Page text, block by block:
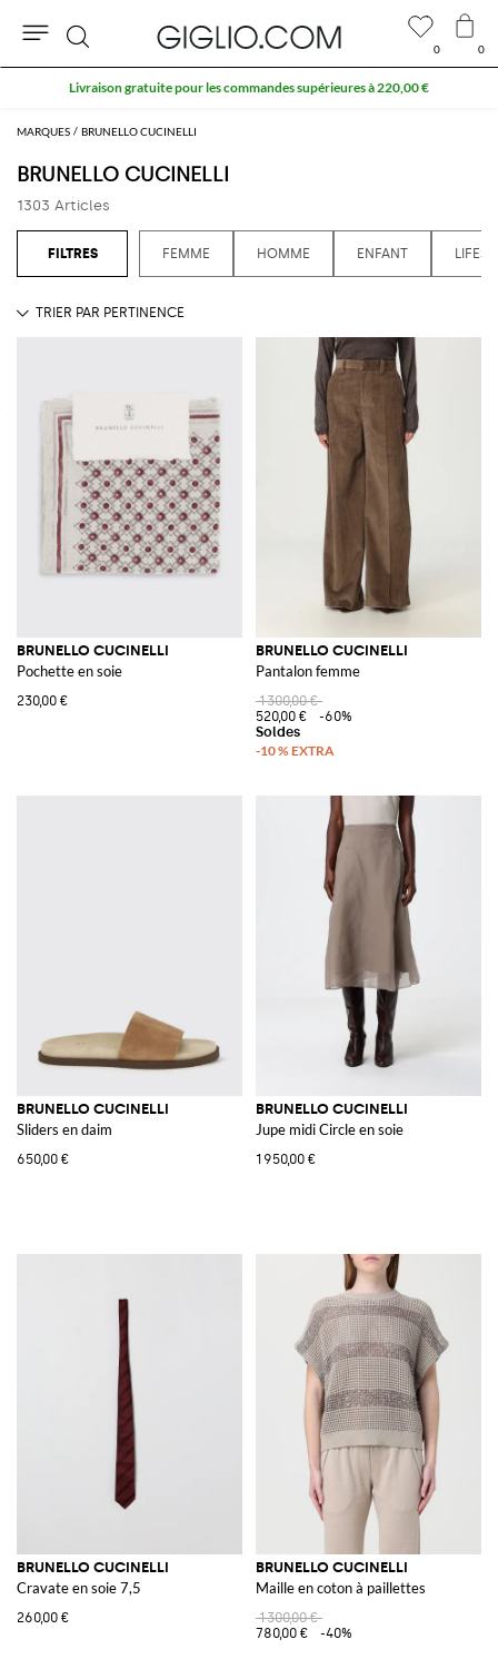
MARQUES BRUNELLO CUCINELLI
BRUNELLO CUCINELLI
1303 Articles
FEMME HOMME ENFANT
BRUNELLO CUCINELLI
Pochette en soie
230,00 €
BRUNELLO CUCINELLI
Pantalon femme
1 300,00 €
520,00 €
-60%
BRUNELLO CUCINELLI
Sliders en daim
650,00 €
BRUNELLO CUCINELLI
Jupe midi Circle en soie
1 950,00 €
BRUNELLO CUCINELLI
Cravate en soie 7,5
260,00 €
BRUNELLO CUCINELLI
Maille en coton à paillettes
1 300,00 €
780,00 €
-40%
0 0
Rechercher
10 % extra sur l'espace Outlet